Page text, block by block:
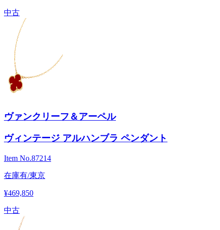
中古
ヴァンクリーフ＆アーペル
ヴィンテージ アルハンブラ ペンダント
Item No.87214
在庫有/東京
¥469,850
中古